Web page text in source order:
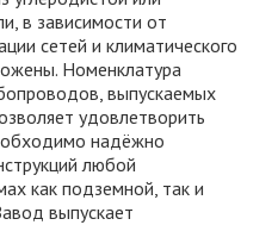
в зависимости от
сетей и климатического
Номенклатура
выпускаемых
удовлетворить
надёжно
любой
как подземной, так и
выпускает